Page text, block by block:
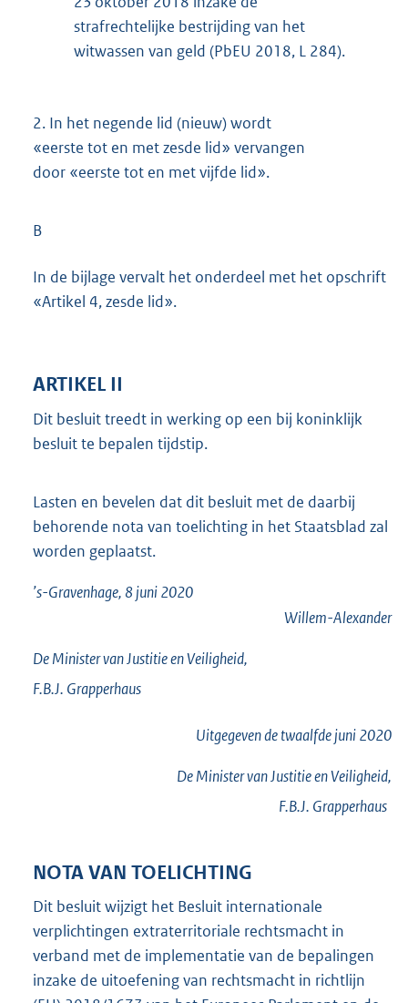
strafrechtelijke bestrijding van het
witwassen van geld (PbEU 2018, L 284).
2. In het negende lid (nieuw) wordt
«eerste tot en met zesde lid» vervangen
door «eerste tot en met vijfde lid».
B
In de bijlage vervalt het onderdeel met het opschrift
«Artikel 4, zesde lid».
ARTIKEL II
Dit besluit treedt in werking op een bij koninklijk
besluit te bepalen tijdstip.
Lasten en bevelen dat dit besluit met de daarbij
behorende nota van toelichting in het Staatsblad zal
worden geplaatst.
’s-Gravenhage, 8 juni 2020
Willem-Alexander
De Minister van Justitie en Veiligheid,
F.B.J. Grapperhaus
Uitgegeven detwaalfdejuni 2020
De Minister van Justitie en Veiligheid,
F.B.J. Grapperhaus
NOTA VAN TOELICHTING
Dit besluit wijzigt het Besluit internationale
verplichtingen extraterritoriale rechtsmacht in
verband met de implementatie van de bepalingen
inzake de uitoefening van rechtsmacht in richtlijn